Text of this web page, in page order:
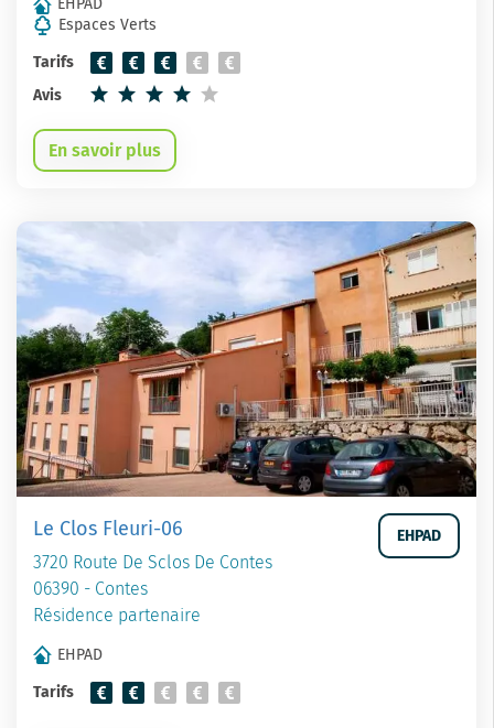
EHPAD
Espaces Verts
Tarifs
Avis
En savoir plus
Le Clos Fleuri-06
3720 Route De Sclos De Contes
06390 - Contes
Résidence partenaire
EHPAD
EHPAD
Tarifs